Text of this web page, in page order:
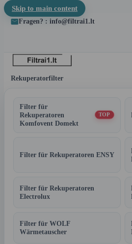
Skip to main content
Fragen? : info@filtrai1.lt
Rekuperatorfilter
Filter für
Rekuperatoren
Komfovent Domekt
TOP
Filter für Rekuperatoren ENSY
Filter für Rekuperatoren
Electrolux
Filter für WOLF
Wärmetauscher